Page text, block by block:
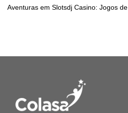
Aventuras em Slotsdj Casino: Jogos